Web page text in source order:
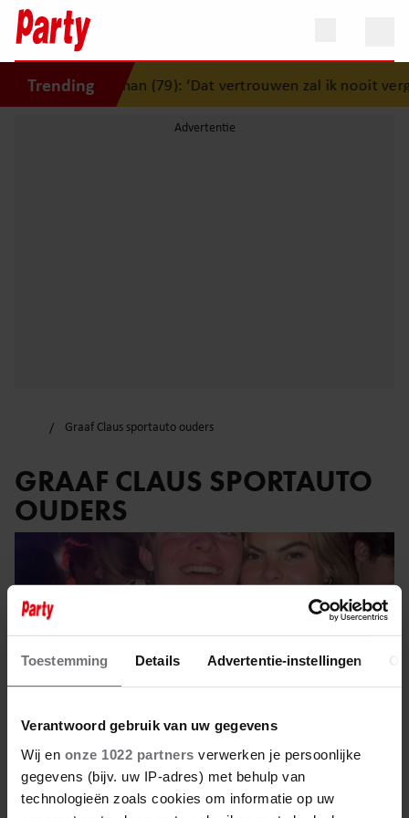
Toestemming Details Advertentie-instellingen
Verantwoord gebruik van uw gegevens
Wij en onze 1022 partners verwerken je persoonlijke
gegevens (bijv. uw IP-adres) met behulp van
technologieën zoals cookies om informatie op uw
Trending
Jerney Kaagman (79): ‘Dat vertrouwen zal ik nooit
Graaf Claus sportauto ouders
GRAAF CLAUS SPORTAUTO
OUDERS